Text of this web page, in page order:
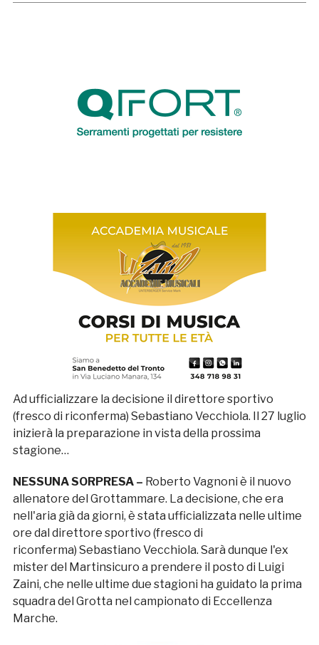
Ad ufficializzare la decisione il direttore sportivo
(fresco di riconferma) Sebastiano Vecchiola. Il 27 luglio
inizierà la preparazione in vista della prossima
stagione…
NESSUNA SORPRESA – Roberto Vagnoni è il nuovo
allenatore del Grottammare. La decisione, che era
nell'aria già da giorni, è stata ufficializzata nelle ultime
ore dal direttore sportivo (fresco di
riconferma) Sebastiano Vecchiola. Sarà dunque l'ex
mister del Martinsicuro a prendere il posto di Luigi
Zaini, che nelle ultime due stagioni ha guidato la prima
squadra del Grotta nel campionato di Eccellenza
Marche.